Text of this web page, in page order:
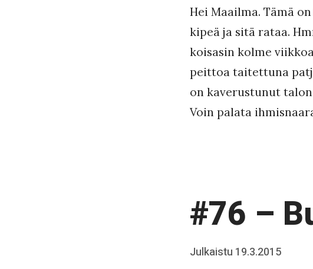
J
a
a
k
k
o
Hei Maailma. Tämä
kipeä ja sitä rataa.
koisasin kolme
peittoa taitettuna
on kaverustunut
Voin palata
#76 –
Posted
Julkaistu 19.3.2015